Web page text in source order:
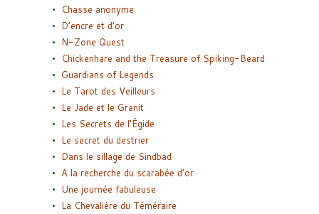
Chasse anonyme
D’encre et d’or
N-Zone Quest
Chickenhare and the Treasure of Spiking-Beard
Guardians of Legends
Le Tarot des Veilleurs
Le Jade et le Granit
Les Secrets de l’Égide
Le secret du destrier
Dans le sillage de Sindbad
A la recherche du scarabée d’or
Une journée fabuleuse
La Chevalière du Téméraire